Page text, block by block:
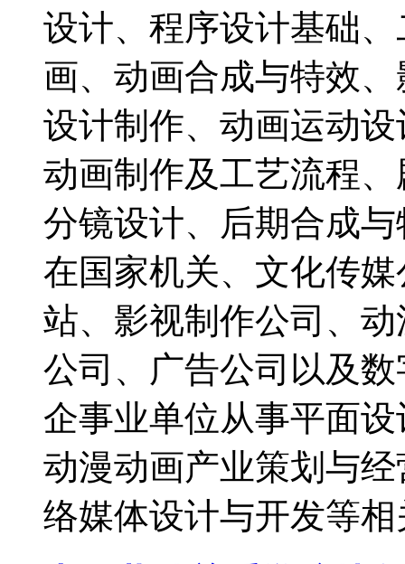
设计、程序设计基础
画、动画合成与特效
设计制作、动画运动
动画制作及工艺流程
分镜设计、后期合成
在国家机关、文化传
站、影视制作公司、
公司、广告公司以及
企事业单位从事平面
动漫动画产业策划与
络媒体设计与开发等